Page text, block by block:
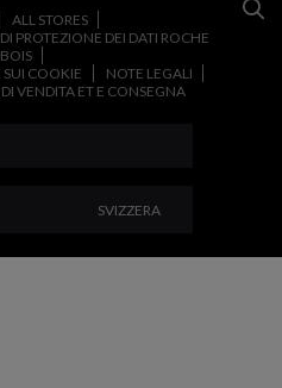
ALL STORES
PROTEZIONE DEI DATI ROCHE
SUI COOKIE
NOTE LEGALI
VENDITA ET E CONSEGNA
CAMBIA PAESE
SVIZZERA